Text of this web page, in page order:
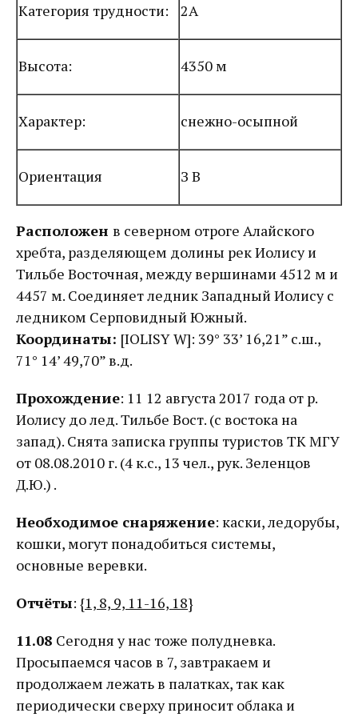
Категория трудности: 2А
Высота: 4350 м
Характер: снежно-осыпной
Ориентация З В
Расположен в северном отроге Алайского
хребта, разделяющем долины рек Иолису и
Тильбе Восточная, между вершинами 4512 м и
4457 м. Соединяет ледник Западный Иолису с
ледником Серповидный Южный.
Координаты: [IOLISY W]: 39° 33’ 16,21” с.ш.,
71° 14’ 49,70” в.д.
Прохождение: 11 12 августа 2017 года от р.
Иолису до лед. Тильбе Вост. (с востока на
запад). Снята записка группы туристов ТК МГУ
от 08.08.2010 г. (4 к.с., 13 чел., рук. Зеленцов
Д.Ю.) .
Необходимое снаряжение: каски, ледорубы,
кошки, могут понадобиться системы,
основные веревки.
Отчёты: {1, 8, 9, 11-16, 18}
11.08 Сегодня у нас тоже полудневка.
Просыпаемся часов в 7, завтракаем и
продолжаем лежать в палатках, так как
периодически сверху приносит облака и